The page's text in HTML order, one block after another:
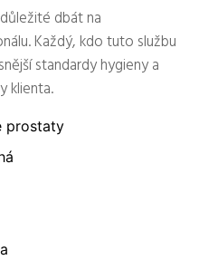
dbát na
Každý, kdo tuto službu
standardy hygieny a
klienta.
prostaty